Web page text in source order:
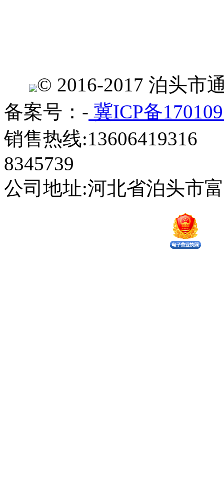
© 2016-2017 泊头市
备案号：- 冀ICP备
销售热线:13606419316
8345739
公司地址:河北省泊头市